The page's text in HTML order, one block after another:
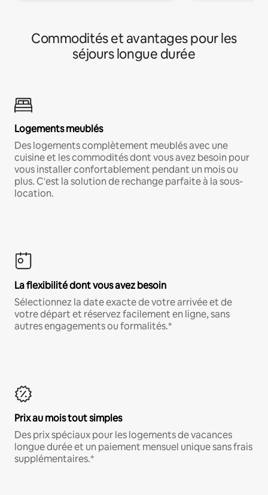
Commodités et avantages pour les
séjours longue durée
Logements meublés
Des logements complètement meublés avec une
cuisine et les commodités dont vous avez besoin pour
vous installer confortablement pendant un mois ou
plus. C'est la solution de rechange parfaite à la sous-
location.
La flexibilité dont vous avez besoin
Sélectionnez la date exacte de votre arrivée et de
votre départ et réservez facilement en ligne, sans
autres engagements ou formalités.*
Prix au mois tout simples
Des prix spéciaux pour les logements de vacances
longue durée et un paiement mensuel unique sans frais
supplémentaires.*